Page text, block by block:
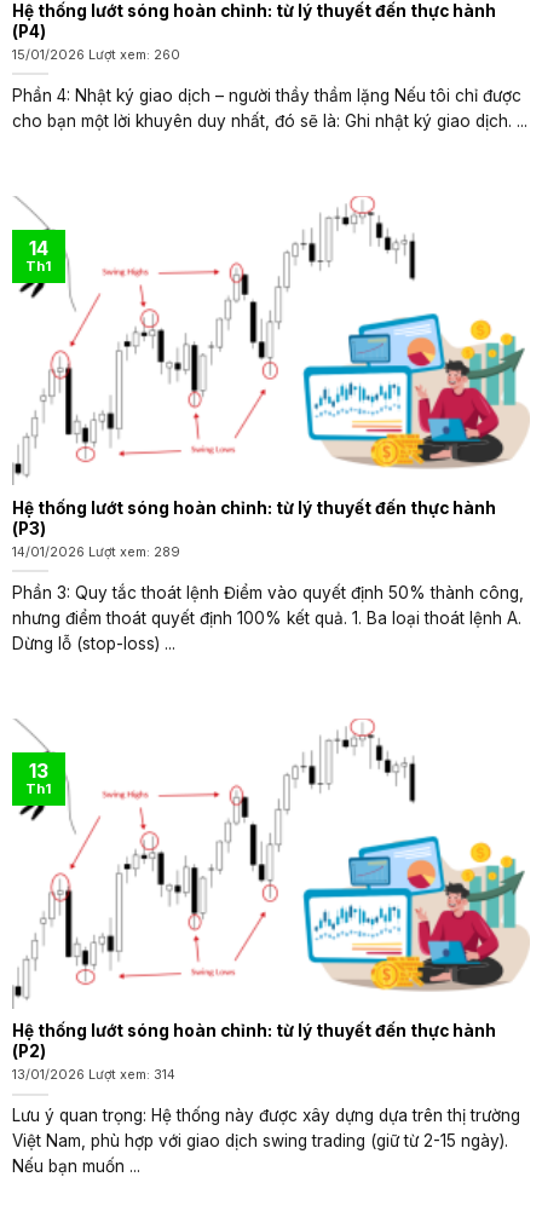
Hệ thống lướt sóng hoàn chỉnh: từ lý thuyết đến thực hành
(P4)
15/01/2026 Lượt xem: 260
Phần 4: Nhật ký giao dịch – người thầy thầm lặng Nếu tôi chỉ được
cho bạn một lời khuyên duy nhất, đó sẽ là: Ghi nhật ký giao dịch. ...
Hệ thống lướt sóng hoàn chỉnh: từ lý thuyết đến thực hành
(P3)
14/01/2026 Lượt xem: 289
Phần 3: Quy tắc thoát lệnh Điểm vào quyết định 50% thành công,
nhưng điểm thoát quyết định 100% kết quả. 1. Ba loại thoát lệnh A.
Dừng lỗ (stop-loss) ...
14
Th1
Hệ thống lướt sóng hoàn chỉnh: từ lý thuyết đến thực hành
(P2)
13/01/2026 Lượt xem: 314
Lưu ý quan trọng: Hệ thống này được xây dựng dựa trên thị trường
Việt Nam, phù hợp với giao dịch swing trading (giữ từ 2-15 ngày).
Nếu bạn muốn ...
13
Th1